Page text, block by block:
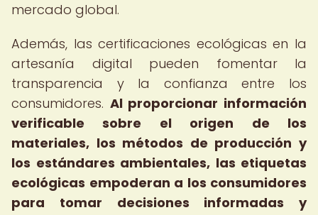
mercado global.
Además, las certificaciones ecológicas en la
artesanía digital pueden fomentar la
transparencia y la confianza entre los
consumidores. Al proporcionar información
verificable sobre el origen de los
materiales, los métodos de producción y
los estándares ambientales, las etiquetas
ecológicas empoderan a los consumidores
para tomar decisiones informadas y